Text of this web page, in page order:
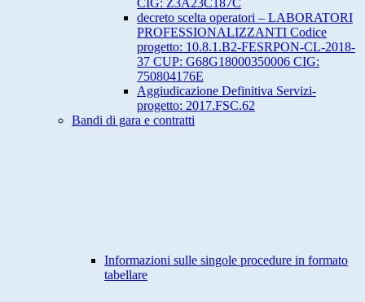
CIG: Z3A23C187C
decreto scelta operatori – LABORATORI
PROFESSIONALIZZANTI Codice
progetto: 10.8.1.B2-FESRPON-CL-2018-
37 CUP: G68G18000350006 CIG:
750804176E
Aggiudicazione Definitiva Servizi-
progetto: 2017.FSC.62
Bandi di gara e contratti
Informazioni sulle singole procedure in formato
tabellare